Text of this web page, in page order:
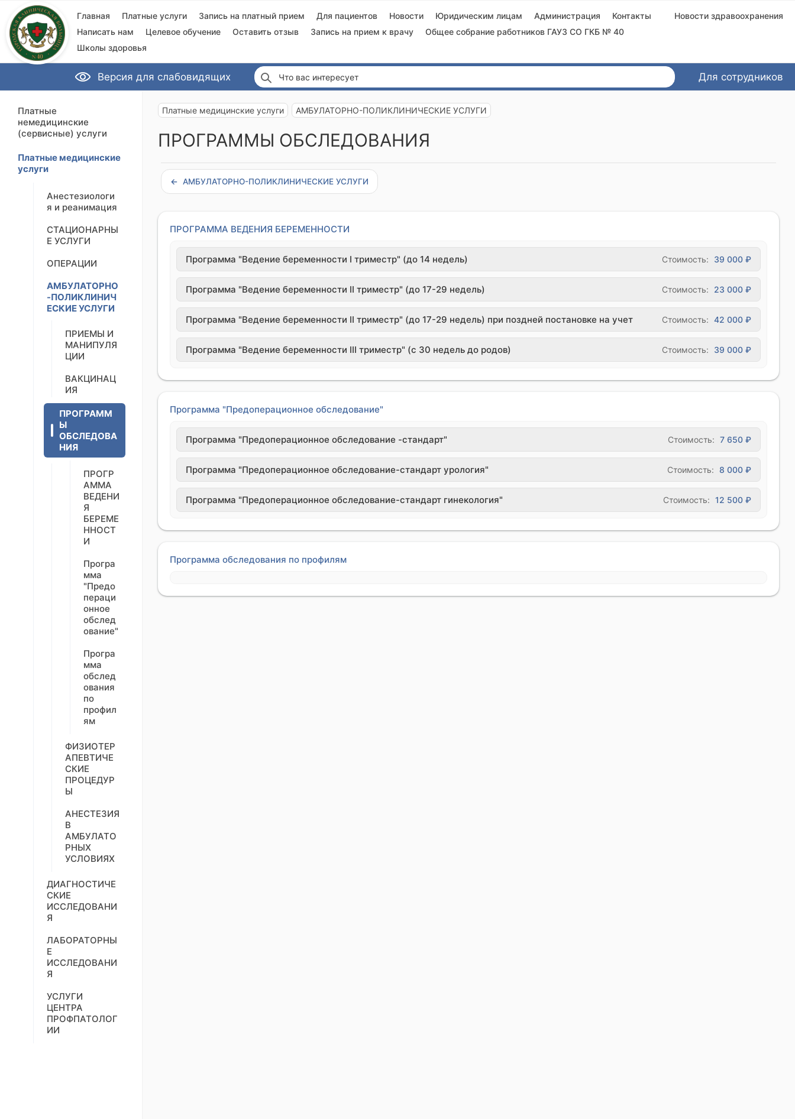
Главная Платные услуги Запись на платный прием Для пациентов Новости Юридическим лицам Администрация
Контакты
Написать нам
Целевое обучение Оставить отзыв Запись на прием к врачу
Общее собрание работников ГАУЗ СО ГКБ № 40
Школы здоровья
Новости здравоохранения
Версия для слабовидящих Что вас интересует Для сотрудников
Платные
немедицинские
(сервисные) услуги
Платные медицинские
услуги
Анестезиологи
я и реанимация
СТАЦИОНАРНЫ
Е УСЛУГИ
ОПЕРАЦИИ
АМБУЛАТОРНО
-ПОЛИКЛИНИЧ
ЕСКИЕ УСЛУГИ
ПРИЕМЫ И
МАНИПУЛЯ
ЦИИ
ВАКЦИНАЦ
ИЯ
ПРОГРАММ
Ы
ОБСЛЕДОВА
НИЯ
ПРОГР
АММА
ВЕДЕНИ
Я
БЕРЕМЕ
ННОСТ
И
Програ
мма
"Предо
пераци
онное
обслед
ование"
Програ
мма
обслед
ования
по
профил
ям
ФИЗИОТЕР
АПЕВТИЧЕ
СКИЕ
ПРОЦЕДУР
Ы
АНЕСТЕЗИЯ
В
АМБУЛАТО
РНЫХ
УСЛОВИЯХ
ДИАГНОСТИЧЕ
СКИЕ
ИССЛЕДОВАНИ
Я
ЛАБОРАТОРНЫ
Е
ИССЛЕДОВАНИ
Я
УСЛУГИ
ЦЕНТРА
ПРОФПАТОЛОГ
ИИ
Платные медицинские услуги АМБУЛАТОРНО-ПОЛИКЛИНИЧЕСКИЕ УСЛУГИ
ПРОГРАММЫ ОБСЛЕДОВАНИЯ
АМБУЛАТОРНО-ПОЛИКЛИНИЧЕСКИЕ УСЛУГИ
ПРОГРАММА ВЕДЕНИЯ БЕРЕМЕННОСТИ
Программа "Ведение беременности I триместр" (до 14 недель) Стоимость: 39 000 ₽
Программа "Ведение беременности II триместр" (до 17-29 недель) Стоимость: 23 000 ₽
Программа "Ведение беременности II триместр" (до 17-29 недель) при поздней постановке на учет Стоимость: 42 000 ₽
Программа "Ведение беременности III триместр" (c 30 недель до родов) Стоимость: 39 000 ₽
Программа "Предоперационное обследование"
Программа "Предоперационное обследование -стандарт" Стоимость: 7 650 ₽
Программа "Предоперационное обследование-стандарт урология" Стоимость: 8 000 ₽
Программа "Предоперационное обследование-стандарт гинекология" Стоимость: 12 500 ₽
Программа обследования по профилям